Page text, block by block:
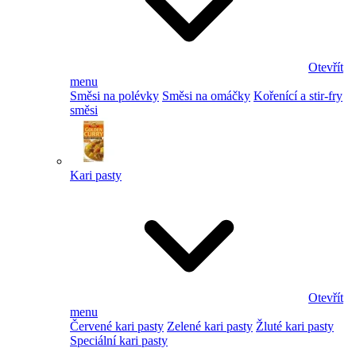
Otevřít
menu
Směsi na polévky Směsi na omáčky Kořenící a stir-fry
směsi
Kari pasty
Otevřít
menu
Červené kari pasty Zelené kari pasty Žluté kari pasty
Speciální kari pasty